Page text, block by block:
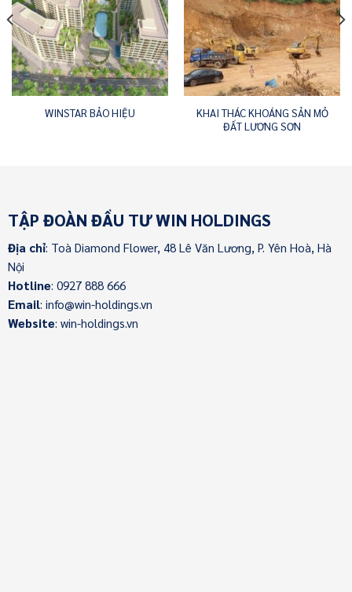
WINSTAR BẢO HIỆU
KHAI THÁC KHOÁNG SẢN MỎ
ĐẤT LƯƠNG SƠN
TẬP ĐOÀN ĐẦU TƯ WIN HOLDINGS
Địa chỉ: Toà Diamond Flower, 48 Lê Văn Lương, P. Yên Hoà, Hà
Nội
Hotline: 0927 888 666
Email: info@win-holdings.vn
Website: win-holdings.vn